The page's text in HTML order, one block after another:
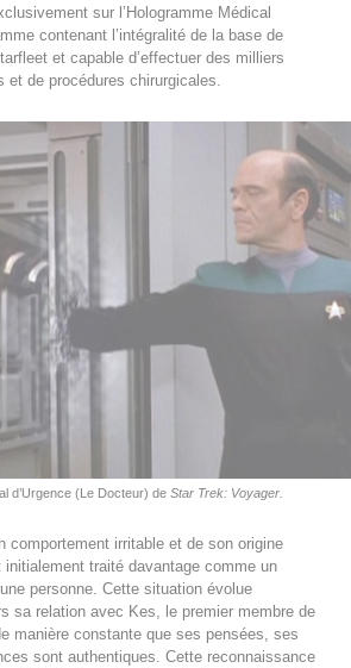
sur l’Hologramme Médical
contenant l’intégralité de la base de
et capable d’effectuer des milliers
et de procédures chirurgicales.
d’Urgence (Le Docteur) de Star Trek: Voyager.
comportement irritable et de son origine
traité davantage comme un
personne. Cette situation évolue
sa relation avec Kes, le premier membre de
manière constante que ses pensées, ses
sont authentiques. Cette reconnaissance